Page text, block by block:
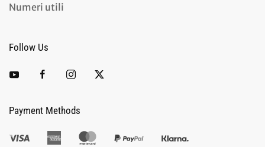
Numeri utili
Follow Us
Payment Methods